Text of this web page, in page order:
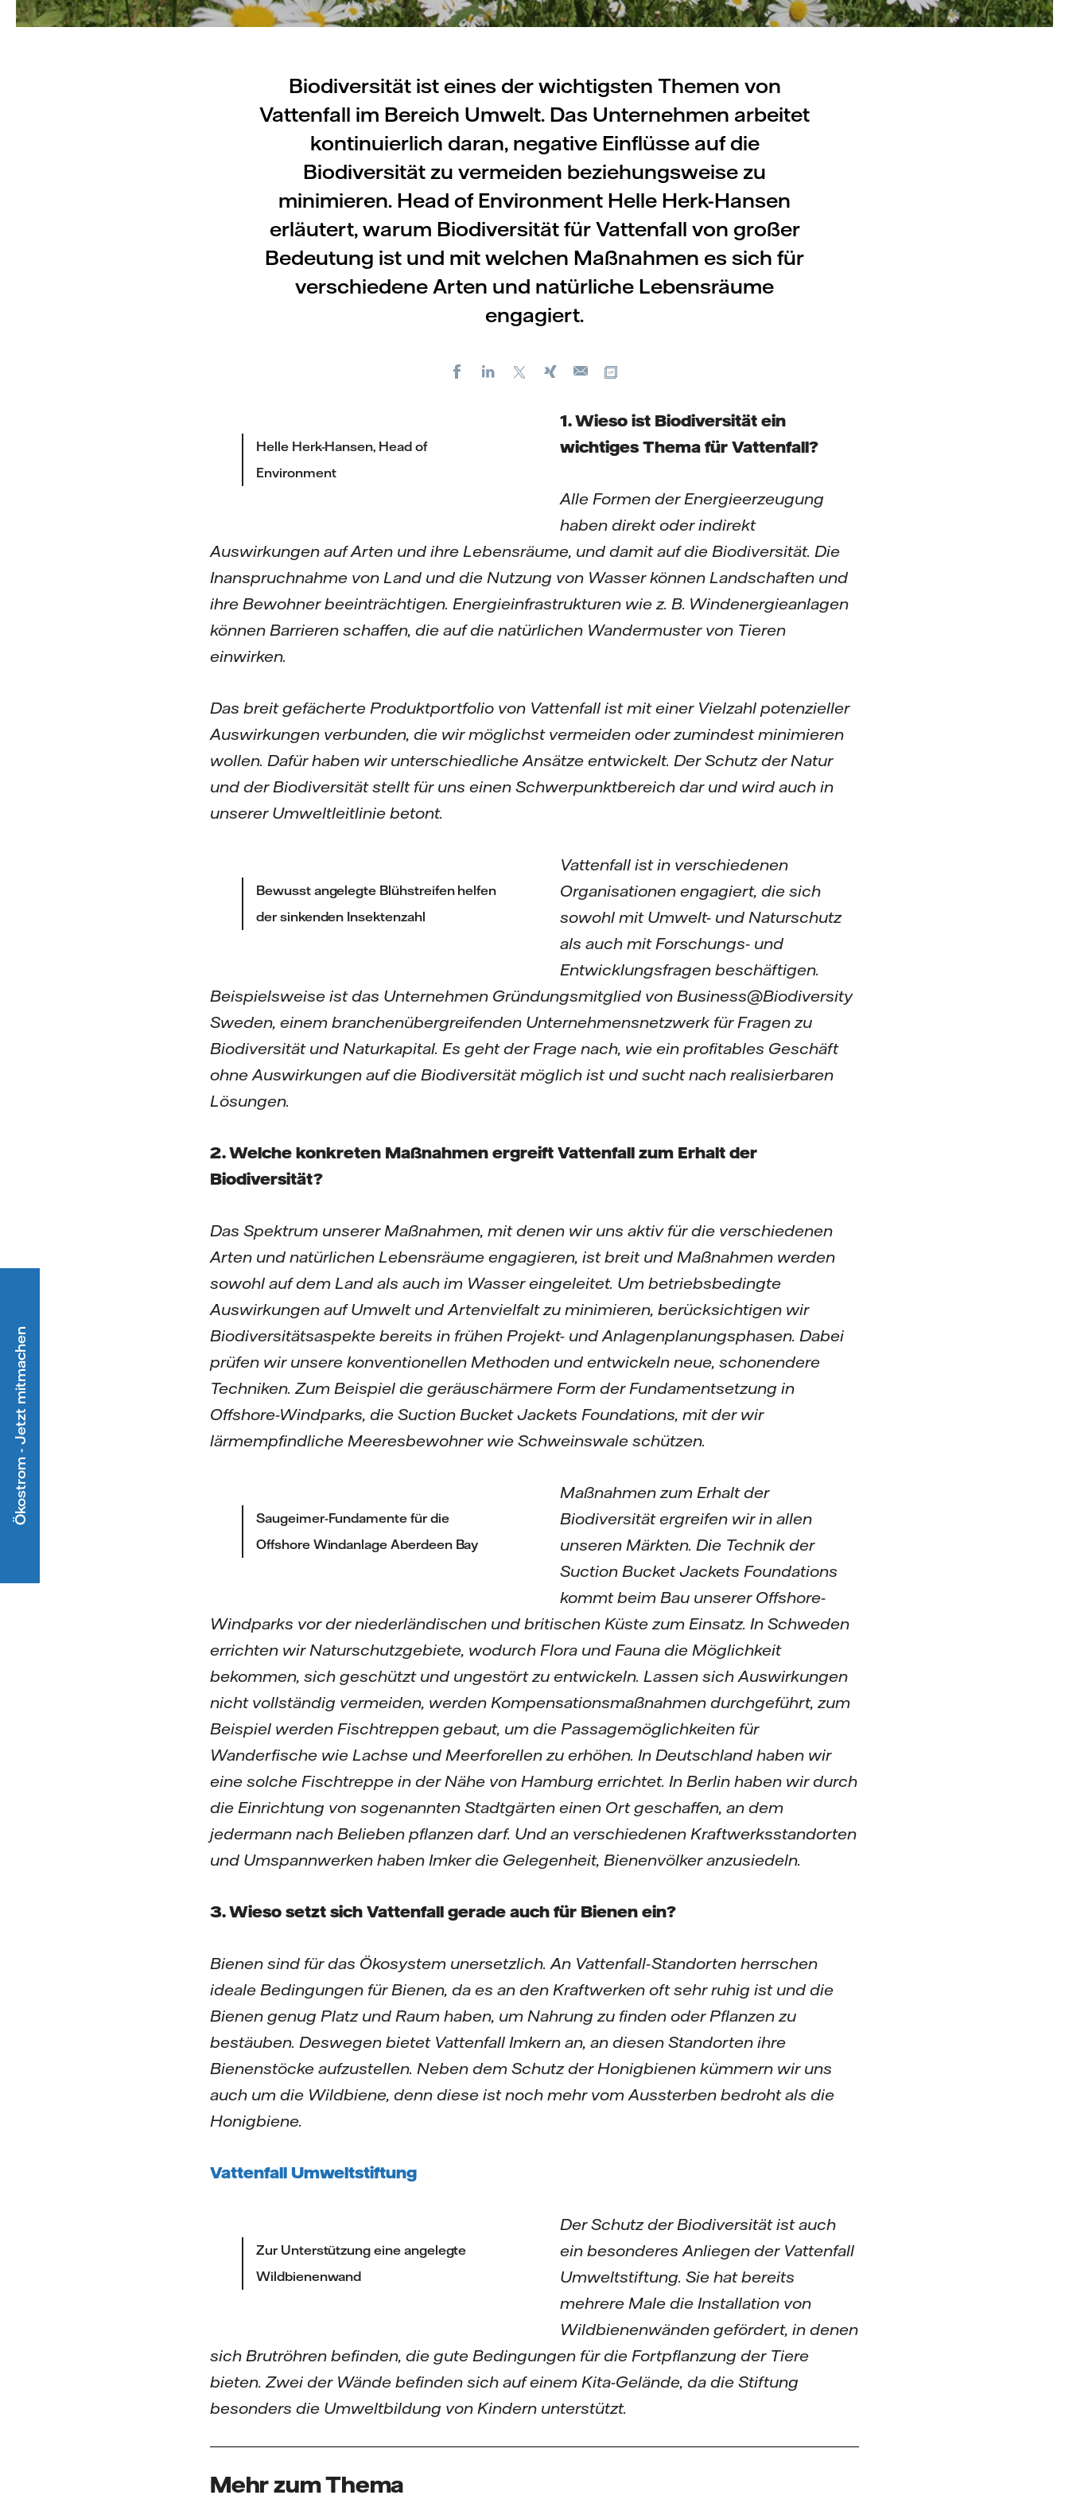
Biodiversität ist eines der wichtigsten Themen von
Vattenfall im Bereich Umwelt. Das Unternehmen arbeitet
kontinuierlich daran, negative Einflüsse auf die
Biodiversität zu vermeiden beziehungsweise zu
minimieren. Head of Environment Helle Herk-Hansen
erläutert, warum Biodiversität für Vattenfall von großer
Bedeutung ist und mit welchen Maßnahmen es sich für
verschiedene Arten und natürliche Lebensräume
engagiert.
FacebookLinkedIn Xing
E-
Helle Herk-Hansen, Head of
Environment
1. Wieso ist Biodiversität ein
wichtiges Thema für Vattenfall?
Alle Formen der Energieerzeugung
haben direkt oder indirekt
Auswirkungen auf Arten und ihre Lebensräume, und damit auf die Biodiversität. Die
Inanspruchnahme von Land und die Nutzung von Wasser können Landschaften und
ihre Bewohner beeinträchtigen. Energieinfrastrukturen wie z. B. Windenergieanlagen
können Barrieren schaffen, die auf die natürlichen Wandermuster von Tieren
einwirken.
Das breit gefächerte Produktportfolio von Vattenfall ist mit einer Vielzahl potenzieller
Auswirkungen verbunden, die wir möglichst vermeiden oder zumindest minimieren
wollen. Dafür haben wir unterschiedliche Ansätze entwickelt. Der Schutz der Natur
und der Biodiversität stellt für uns einen Schwerpunktbereich dar und wird auch in
unserer Umweltleitlinie betont.
Bewusst angelegte Blühstreifen helfen
der sinkenden Insektenzahl
Vattenfall ist in verschiedenen
Organisationen engagiert, die sich
sowohl mit Umwelt- und Naturschutz
als auch mit Forschungs- und
Entwicklungsfragen beschäftigen.
Beispielsweise ist das Unternehmen Gründungsmitglied von Business@Biodiversity
Sweden, einem branchenübergreifenden Unternehmensnetzwerk für Fragen zu
Biodiversität und Naturkapital. Es geht der Frage nach, wie ein profitables Geschäft
ohne Auswirkungen auf die Biodiversität möglich ist und sucht nach realisierbaren
Lösungen.
2. Welche konkreten Maßnahmen ergreift Vattenfall zum Erhalt der
Biodiversität?
Das Spektrum unserer Maßnahmen, mit denen wir uns aktiv für die verschiedenen
Arten und natürlichen Lebensräume engagieren, ist breit und Maßnahmen werden
sowohl auf dem Land als auch im Wasser eingeleitet. Um betriebsbedingte
Auswirkungen auf Umwelt und Artenvielfalt zu minimieren, berücksichtigen wir
Biodiversitätsaspekte bereits in frühen Projekt- und Anlagenplanungsphasen. Dabei
prüfen wir unsere konventionellen Methoden und entwickeln neue, schonendere
Techniken. Zum Beispiel die geräuschärmere Form der Fundamentsetzung in
Offshore-Windparks, die Suction Bucket Jackets Foundations, mit der wir
lärmempfindliche Meeresbewohner wie Schweinswale schützen.
Saugeimer-Fundamente für die
Offshore Windanlage Aberdeen Bay
Maßnahmen zum Erhalt der
Biodiversität ergreifen wir in allen
unseren Märkten. Die Technik der
Suction Bucket Jackets Foundations
kommt beim Bau unserer Offshore-
Windparks vor der niederländischen und britischen Küste zum Einsatz. In Schweden
errichten wir Naturschutzgebiete, wodurch Flora und Fauna die Möglichkeit
bekommen, sich geschützt und ungestört zu entwickeln. Lassen sich Auswirkungen
nicht vollständig vermeiden, werden Kompensationsmaßnahmen durchgeführt, zum
Beispiel werden Fischtreppen gebaut, um die Passagemöglichkeiten für
Wanderfische wie Lachse und Meerforellen zu erhöhen. In Deutschland haben wir
eine solche Fischtreppe in der Nähe von Hamburg errichtet. In Berlin haben wir durch
die Einrichtung von sogenannten Stadtgärten einen Ort geschaffen, an dem
jedermann nach Belieben pflanzen darf. Und an verschiedenen Kraftwerksstandorten
und Umspannwerken haben Imker die Gelegenheit, Bienenvölker anzusiedeln.
3. Wieso setzt sich Vattenfall gerade auch für Bienen ein?
Bienen sind für das Ökosystem unersetzlich. An Vattenfall-Standorten herrschen
ideale Bedingungen für Bienen, da es an den Kraftwerken oft sehr ruhig ist und die
Bienen genug Platz und Raum haben, um Nahrung zu finden oder Pflanzen zu
bestäuben. Deswegen bietet Vattenfall Imkern an, an diesen Standorten ihre
Bienenstöcke aufzustellen. Neben dem Schutz der Honigbienen kümmern wir uns
auch um die Wildbiene, denn diese ist noch mehr vom Aussterben bedroht als die
Honigbiene.
Vattenfall Umweltstiftung
Zur Unterstützung eine angelegte
Wildbienenwand
Der Schutz der Biodiversität ist auch
ein besonderes Anliegen der Vattenfall
Umweltstiftung. Sie hat bereits
mehrere Male die Installation von
Wildbienenwänden gefördert, in denen
sich Brutröhren befinden, die gute Bedingungen für die Fortpflanzung der Tiere
bieten. Zwei der Wände befinden sich auf einem Kita-Gelände, da die Stiftung
besonders die Umweltbildung von Kindern unterstützt.
Mehr zum Thema
Ökostrom - Jetzt mitmachen